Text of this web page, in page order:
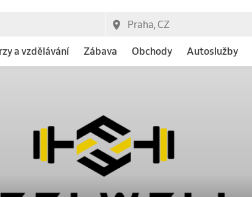
a vzdělávání Zábava Obchody Autoslužby